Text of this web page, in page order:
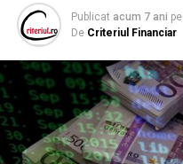
Publicat acum 7 ani pe
De Criteriul Financiar